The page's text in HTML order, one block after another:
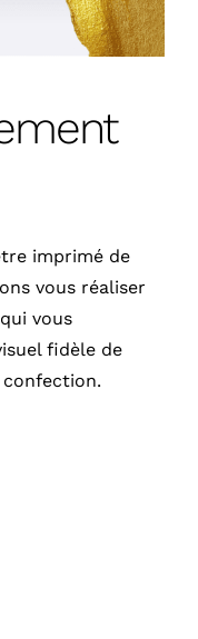
imprimé de
vous réaliser
vous
fidèle de